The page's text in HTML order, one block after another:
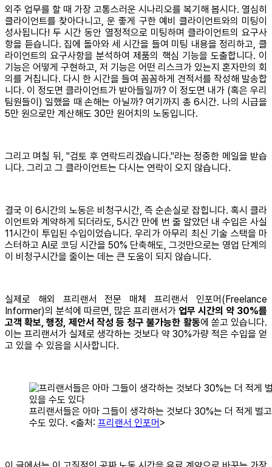
외주 업무를 할 때 가장 고통스러운 시나리오를 복기해 봅시다. 열심히
클라이언트를 찾아다니고, 운 좋게 구한 예비 클라이언트와의 미팅이
성사됩니다! 두 시간 동안 열정적으로 미팅하며 클라이언트의 요구사
항을 듣습니다. 집에 돌아와 세 시간을 들여 미팅 내용을 정리하고, 클
라이언트의 요구사항을 분석하여 제품의 핵심 기능을 도출합니다. 이
기능은 어떻게 구현하고, 저 기능은 어떤 리스크가 있는지 혼자만의 회
의를 거칩니다. 다시 한 시간을 들여 꼼꼼하게 견적서를 작성해 발송합
니다. 이 정도면 클라이언트가 받아들일까? 이 정도면 내가 (혹은 우리
팀원들이) 일했을 때 손해는 아닐까? 여기까지 총 6시간. 나의 시급을
5만 원으로만 계산해도 30만 원어치의 노동입니다.
그리고 며칠 뒤, "검토 후 연락드리겠습니다."라는 정중한 메일을 받습
니다. 그리고 그 클라이언트는 다시는 연락이 오지 않습니다.
결국 이 6시간의 노동은 비청구시간, 즉 순손실로 잡힙니다. 혹시 클라
이언트와 계약하게 되더라도, 5시간 만에 번 줄 알았던 내 수입은 사실
11시간이 투입된 수입이었습니다. 우리가 아무리 최신 기술 스택을 마
스터하고 AI로 코딩 시간을 50% 단축해도, 그것만으로는 영업 단계의
이 비청구시간을 줄이는 데는 큰 도움이 되지 않습니다.
실제로 해외 프리랜서 전문 매체 프리랜서 인포머(Freelance
Informer)의 분석에 따르면, 많은 프리랜서가 업무 시간의 약 30%를
고객 확보, 행정, 제안서 작성 등 청구 불가능한 활동에 쏟고 있습니다.
이는 프리랜서가 실제로 생각하는 것보다 약 30%가량 적은 수입을 얻
고 있을 수 있음을 시사합니다.
프리랜서들은 아마 그들이 생각하는 것보다 30%는 더 적게 벌
수도 있다. <출처: 프리랜서 인포머 >